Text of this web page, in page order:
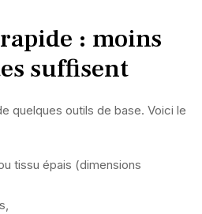
: moins
suffisent
quelques outils de base. Voici le
tissu épais (dimensions